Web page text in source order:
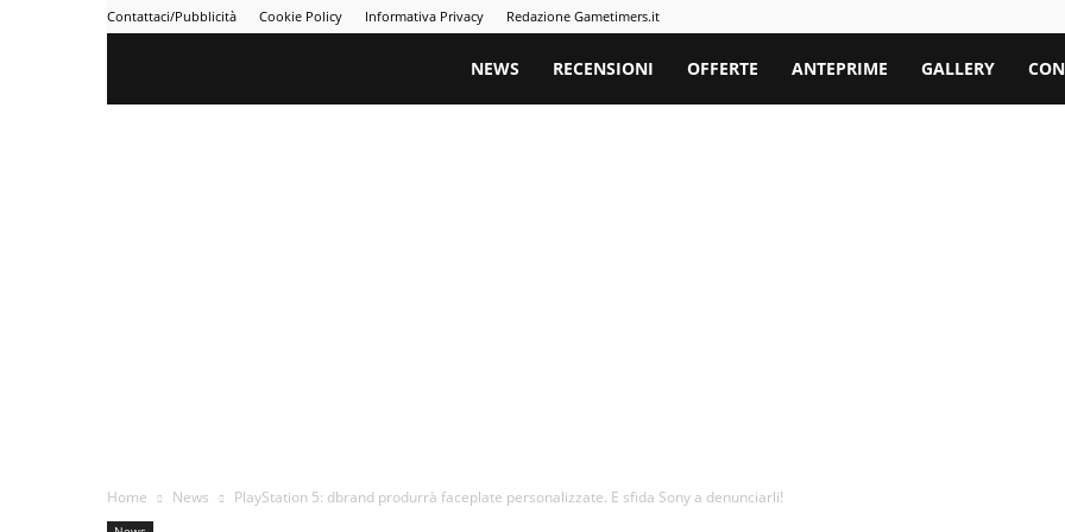
Contattaci/Pubblicità Cookie Policy Informativa Privacy Redazione Gametimers.it
Gametimers
NEWS RECENSIONI OFFERTE ANTEPRIME GALLERY
Home News PlayStation 5: dbrand produrrà faceplate personalizzate. E sfida Sony a denunciarli!